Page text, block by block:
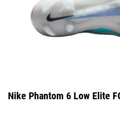
Nike Phantom 6 Low Elite